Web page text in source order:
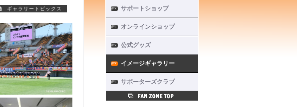
ギャラリートピックス サポートショップ
オンラインショップ
公式グッズ
イメージギャラリー
サポーターズクラブ